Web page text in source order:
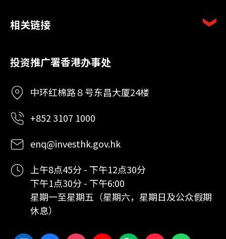
相关链接
投资推广署香港办事处
中环红棉路８号东昌大厦24楼
+852 3107 1000
enq@investhk.gov.hk
上午8点45分 - 下午12点30分
下午1点30分 - 下午6:00
星期一至星期五（星期六，星期日及公众假期
休息）